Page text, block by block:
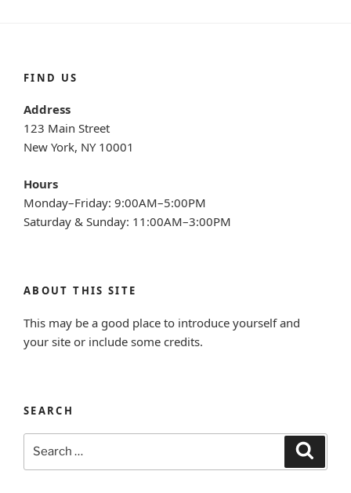
FIND US
Address
123 Main Street
New York, NY 10001
Hours
Monday–Friday: 9:00AM–5:00PM
Saturday & Sunday: 11:00AM–3:00PM
ABOUT THIS SITE
This may be a good place to introduce yourself and
your site or include some credits.
SEARCH